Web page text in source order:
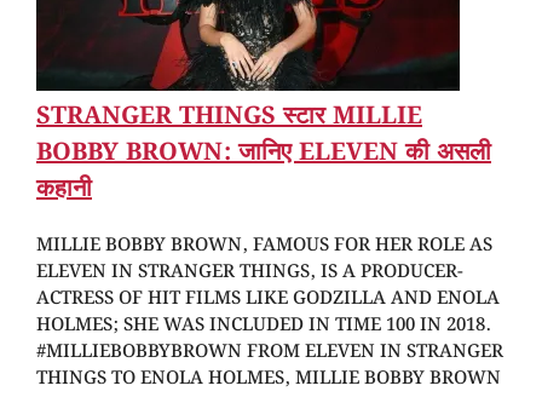
STRANGER THINGS स्टार MILLIE
BOBBY BROWN: जानिए ELEVEN की असली
कहानी
MILLIE BOBBY BROWN, FAMOUS FOR HER ROLE AS
ELEVEN IN STRANGER THINGS, IS A PRODUCER-
ACTRESS OF HIT FILMS LIKE GODZILLA AND ENOLA
HOLMES; SHE WAS INCLUDED IN TIME 100 IN 2018.
#MILLIEBOBBYBROWN FROM ELEVEN IN STRANGER
THINGS TO ENOLA HOLMES, MILLIE BOBBY BROWN